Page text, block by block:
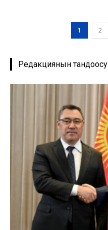
1 2
Редакциянын тандоосу